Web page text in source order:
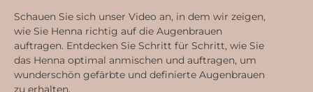
Schauen Sie sich unser Video an, in dem wir zeigen,
wie Sie Henna richtig auf die Augenbrauen
auftragen. Entdecken Sie Schritt für Schritt, wie Sie
das Henna optimal anmischen und auftragen, um
wunderschön gefärbte und definierte Augenbrauen
zu erhalten.